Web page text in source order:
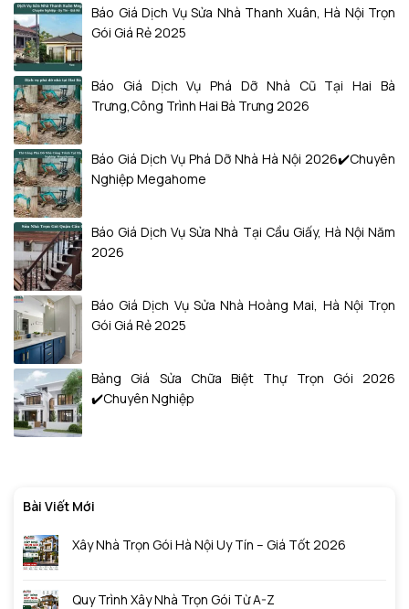
Bài Viết Mới
Xây Nhà Trọn Gói Hà Nội Uy Tín – Giá Tốt 2026
Quy Trình Xây Nhà Trọn Gói Từ A-Z
Báo Giá Dịch Vụ Sửa Nhà Thanh Xuân, Hà Nội Trọn
Gói Giá Rẻ 2025
Báo Giá Dịch Vụ Phá Dỡ Nhà Cũ Tại Hai Bà
Trưng,Công Trình Hai Bà Trưng 2026
Báo Giá Dịch Vụ Phá Dỡ Nhà Hà Nội 2026✔️Chuyên
Nghiệp Megahome
Báo Giá Dịch Vụ Sửa Nhà Tại Cầu Giấy, Hà Nội Năm
2026
Báo Giá Dịch Vụ Sửa Nhà Hoàng Mai, Hà Nội Trọn
Gói Giá Rẻ 2025
Bảng Giá Sửa Chữa Biệt Thự Trọn Gói 2026
✔️Chuyên Nghiệp